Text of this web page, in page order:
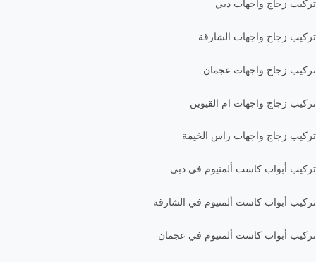
تركيب زجاج واجهات دبي
تركيب زجاج واجهات الشارقة
تركيب زجاج واجهات عجمان
تركيب زجاج واجهات ام القيوين
تركيب زجاج واجهات راس الخيمة
تركيب أبواب كاست ألمنيوم في دبي
تركيب أبواب كاست ألمنيوم في الشارقة
تركيب أبواب كاست ألمنيوم في عجمان